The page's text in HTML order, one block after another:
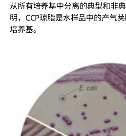
从所有培养基中分离的典型和非
明，CCP琼脂是水样品中的产气
培养基。